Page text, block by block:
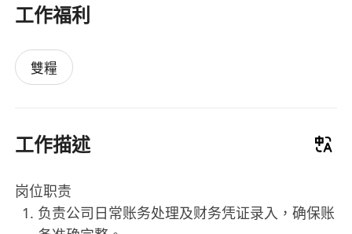
工作福利
雙糧
工作描述
岗位职责
负责公司日常账务处理及财务凭证录入，确保账